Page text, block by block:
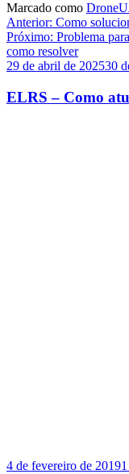
Marcado como Drone
Navegação
de
Post
Anterior: Como
Próximo: Problema
como resolver
29 de abril de 202530
ELRS – Como
4 de fevereiro de 2019